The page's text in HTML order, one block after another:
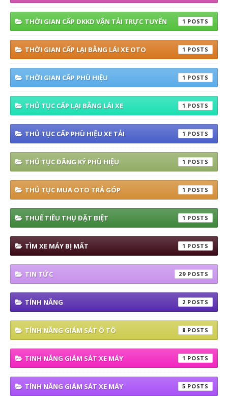
THỜI GIAN CẤP DKKD VẬN TẢI TRỰC TUYẾN 1
THỜI GIAN CẤP LẠI BẰNG LÁI XE OTO 1
THỜI GIAN CẤP PHÙ HIỆU 1
THỦ TỤC CẤP LẠI BẰNG LÁI XE 1
THỦ TỤC CẤP PHÙ HIỆU XE TẢI 1
THỦ TỤC ĐĂNG KÝ PHÙ HIỆU 1
THỦ TỤC MUA OTO TRẢ GÓP 1
THUẾ TIÊU THỤ ĐẶT BIỆT 1
TÌM XE MÁY BỊ MẤT 1
TIN TỨC 29
TÍNH NĂNG 2
TÍNH NĂNG GIÁM SÁT Ô TÔ 8
TINH NĂNG GIÁM SÁT XE MÁY 1
TÍNH NĂNG GIÁM SÁT XE MÁY 5